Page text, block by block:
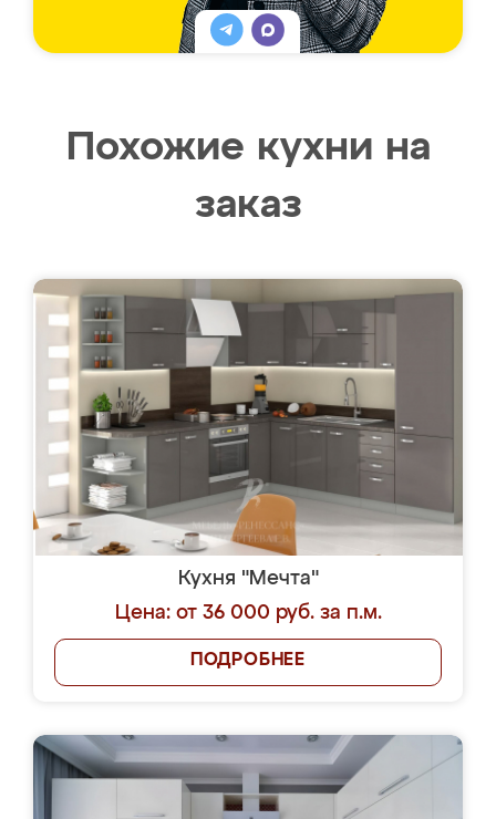
Похожие кухни на
заказ
Кухня "Мечта"
Цена: от 36 000 руб. за п.м.
ПОДРОБНЕЕ